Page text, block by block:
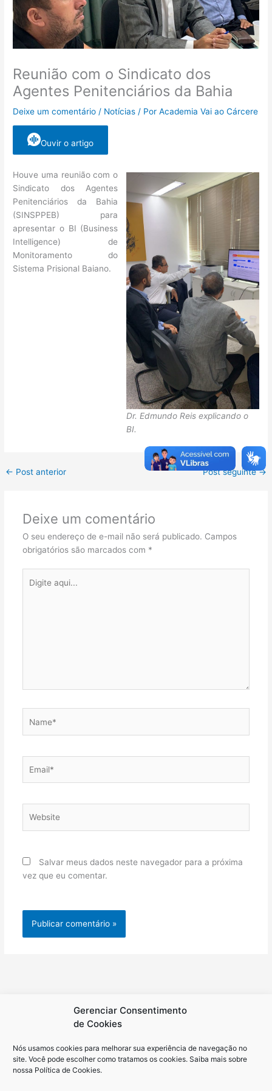
Gerenciar Consentimento
de Cookies
Nós usamos cookies para melhorar sua experiência de navegação no
site. Você pode escolher como tratamos os cookies. Saiba mais sobre
nossa Política de Cookies.
Reunião com o Sindicato dos
Agentes Penitenciários da Bahia
Deixe um comentário / Notícias / PorAcademia Vai ao Cárcere
Ouvir o artigo
Dr. Edmundo Reis explicando o
BI.
Houve uma reunião com o
Sindicato dos Agentes
Penitenciários da Bahia
(SINSPPEB) para
apresentar o BI (Business
Intelligence) de
Monitoramento do
Sistema Prisional Baiano.
← Post anterior Post seguinte→
Deixe um comentário
O seu endereço de e-mail não será publicado. Campos
obrigatórios são marcados com *
aqui...
Salvar meus dados neste navegador para a próxima
vez que eu comentar.